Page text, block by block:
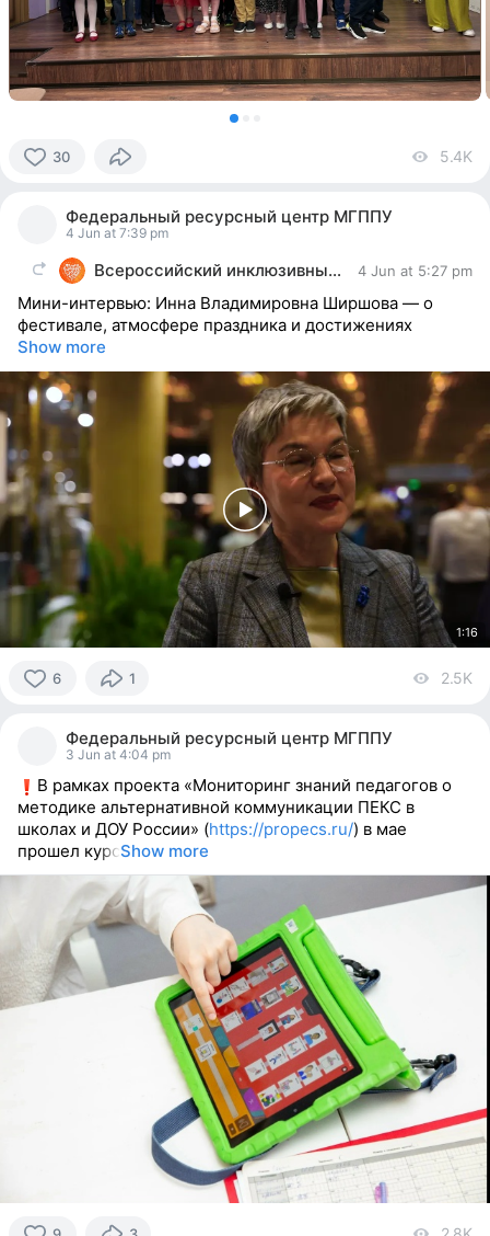
30 5.4K
Федеральный ресурсный центр МГППУ
4 Jun at 7:39 pm
Всероссийский инклюзивный фестиваль #ЛюдиКакЛюди 4 Jun at 5:27 pm
Мини-интервью: Инна Владимировна Ширшова — о
фестивале, атмосфере праздника и достижениях
Show more
1:16
6 1 2.5K
Федеральный ресурсный центр МГППУ
3 Jun at 4:04 pm
В рамках проекта «Мониторинг знаний педагогов о
методике альтернативной коммуникации ПЕКС в
школах и ДОУ России» (https://propecs.ru/) в мае
прошел курсShow more